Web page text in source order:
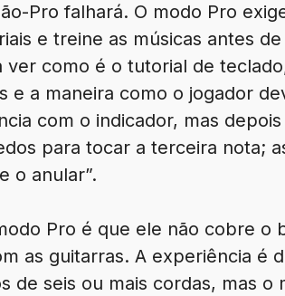
Pro falhará. O modo Pro
e treine as músicas antes
ver como é o tutorial de
e a maneira como o jogador
com o indicador, mas
para tocar a terceira nota;
o anular”.
Pro é que ele não cobre o
as guitarras. A experiência é
de seis ou mais cordas, mas